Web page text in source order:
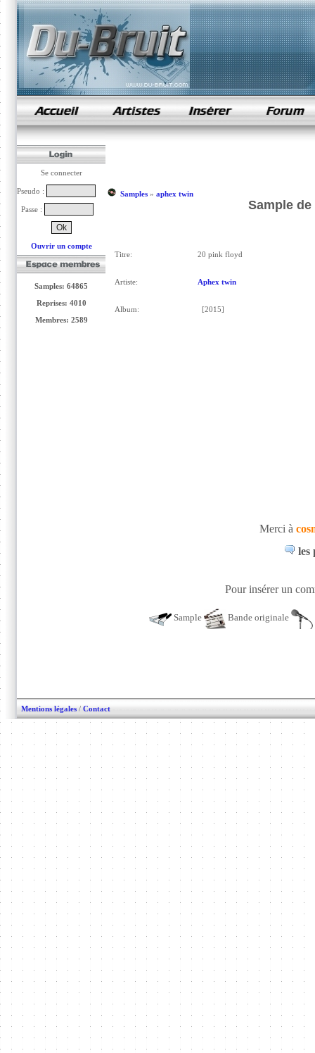
samples de rap
Se connecter
Pseudo :
Passe :
Ouvrir un compte
Samples: 64865
Reprises: 4010
Membres: 2589
Samples» aphex twin
Sample
Titre: 20 pink floyd
Artiste: Aphex twin
Album: [2015]
Merci à
les
Pour insérer un
Sample Bande originale
Mentions légales / Contact